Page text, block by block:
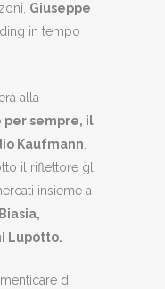
Giuseppe
in tempo
alla
per sempre, il
Kaufmann,
il riflettore gli
insieme a
Lupotto.
di